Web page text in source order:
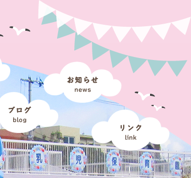
ブログ
blog
お知らせ
news
リンク
link